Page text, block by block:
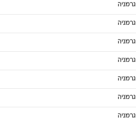
גרמניה
גרמניה
גרמניה
גרמניה
גרמניה
גרמניה
גרמניה